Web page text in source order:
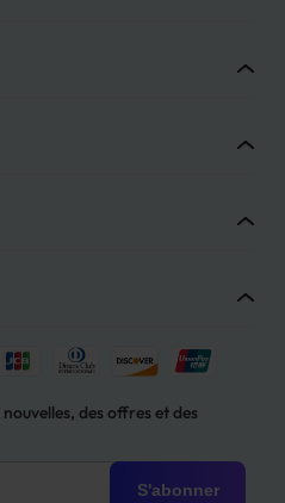
des offres et des
S'abonner